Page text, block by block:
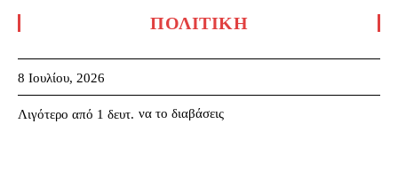
ΠΟΛΙΤΙΚΉ
8 Ιουλίου, 2026
Λιγότερο από 1 δευτ. να το διαβάσεις